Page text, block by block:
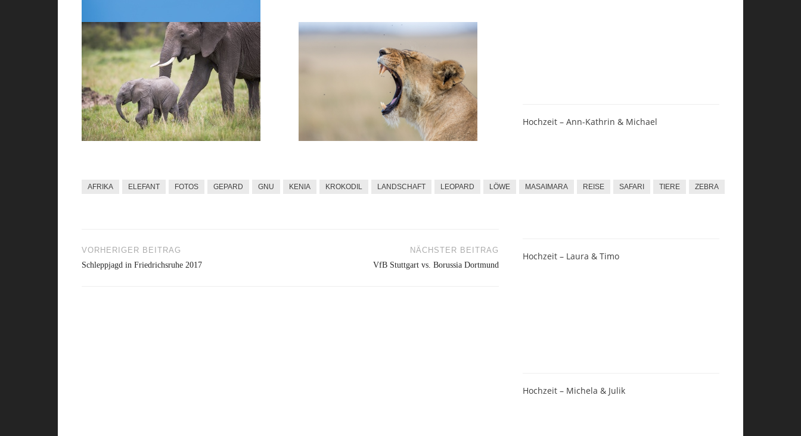
AFRIKA ELEFANT FOTOS GEPARD GNU KENIA KROKODIL LANDSCHAFT LEOPARD LÖWE MASAIMARA REISE SAFARI TIERE ZEBRA
Beitragsnavigation
VORHERIGER BEITRAG
Schleppjagd in Friedrichsruhe 2017
NÄCHSTER BEITRAG
VfB Stuttgart vs. Borussia Dortmund
Hochzeit – Ann-Kathrin & Michael
Hochzeit – Laura & Timo
Hochzeit – Michela & Julik